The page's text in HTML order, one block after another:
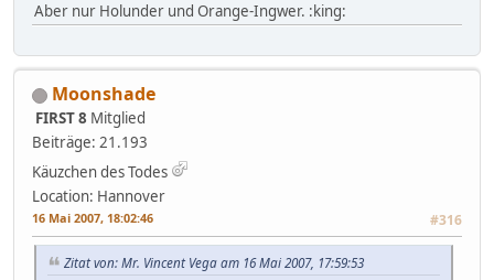
Aber nur Holunder und Orange-Ingwer. :king:
Moonshade
FIRST 8 Mitglied
Beiträge: 21.193
Käuzchen des Todes
Location: Hannover
16 Mai 2007, 18:02:46 #316
Zitat von: Mr. Vincent Vega am 16 Mai 2007, 17:59:53